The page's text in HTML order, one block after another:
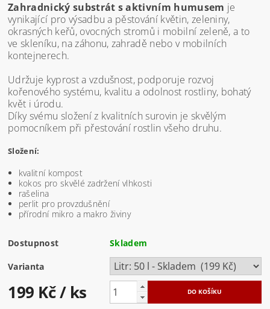
Zahradnický substrát s aktivním humusem je
vynikající pro výsadbu a pěstování květin, zeleniny,
okrasných keřů, ovocných stromů i mobilní zeleně, a to
ve skleníku, na záhonu, zahradě nebo v mobilních
kontejnerech.
Udržuje kyprost a vzdušnost, podporuje rozvoj
kořenového systému, kvalitu a odolnost rostliny, bohatý
květ i úrodu.
Díky svému složení z kvalitních surovin je skvělým
pomocníkem při přestování rostlin všeho druhu.
Složení:
kvalitní kompost
kokos pro skvělé zadržení vlhkosti
rašelina
perlit pro provzdušnění
přírodní mikro a makro živiny
Dostupnost Skladem
Varianta
199 Kč/ ks